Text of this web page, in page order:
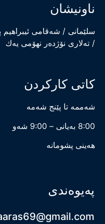
ناونیشان
سلێمانی / شەقامی
/ تەلاری نۆژدەر نهۆمی یەك
کاتی کارکردن
شەممە تا پێنج شەمە
8:00 بەیانی – 9:00 شەو
هەینی پشومانە
پەیوەندی